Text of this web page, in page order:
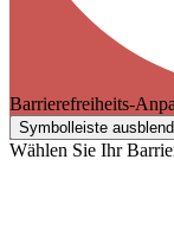
Barrierefreiheits-
Symbolleiste
Wählen Sie Ihr